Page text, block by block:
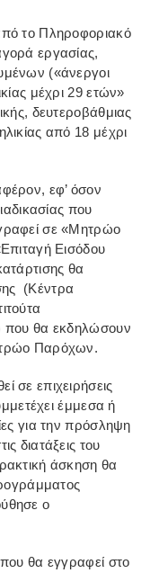
το Πληροφοριακό
εργασίας,
(«άνεργοι
μέχρι 29 ετών»
δευτεροβάθμιας
από 18 μέχρι
εφ’ όσον
που
σε «Μητρώο
Εισόδου
θα
(Κέντρα
που θα εκδηλώσουν
Παρόχων.
σε επιχειρήσεις
έμμεσα ή
για την πρόσληψη
διατάξεις του
άσκηση θα
ο
θα εγγραφεί στο